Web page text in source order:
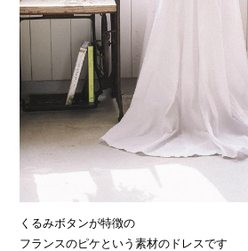
くるみボタンが特徴の
フランスのピケという素材のドレスです